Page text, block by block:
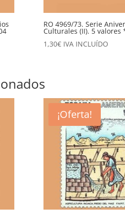
RO 4969/73. Serie
Culturales (II). 5 valores
1,30€ IVA INCLUÍDO
¡Oferta!